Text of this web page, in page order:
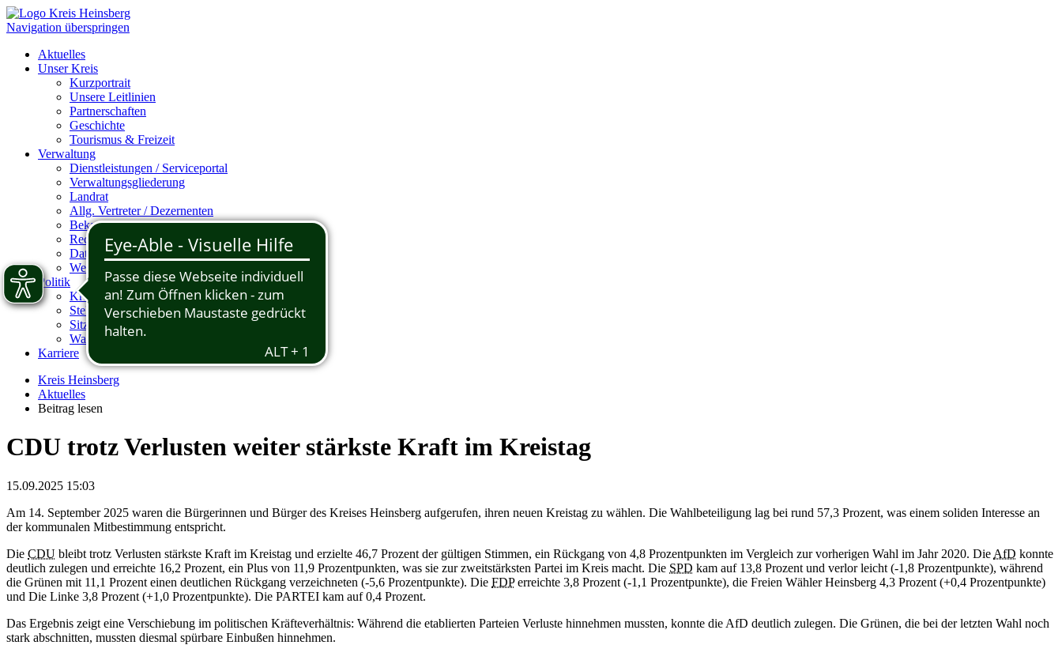
Navigation überspringen
Aktuelles
Unser Kreis
Kurzportrait
Unsere Leitlinien
Partnerschaften
Geschichte
Tourismus & Freizeit
Verwaltung
Dienstleistungen / Serviceportal
Verwaltungsgliederung
Landrat
Allg. Vertreter / Dezernenten
Bekanntmachungen
Rechtssammlung
Datenschutzhinweise
Weitere Themen
Politik
Kreistag
Stellvertretende Landräte
Sitzungsdokumente / Sitzungstermine
Wahlergebnisse & Sitzverteilung
Karriere
Kreis Heinsberg
Aktuelles
Beitrag lesen
CDU trotz Verlusten weiter stärkste Kraft im Kreistag
15.09.2025 15:03
Am 14. September 2025 waren die Bürgerinnen und Bürger des Kreises Heinsberg aufgerufen, ihren neuen Kreistag zu wählen. Die Wahlbeteiligung lag bei rund 57,3 Prozent, was einem soliden Interesse an
der kommunalen Mitbestimmung entspricht.
Die CDU bleibt trotz Verlusten stärkste Kraft im Kreistag und erzielte 46,7 Prozent der gültigen Stimmen, ein Rückgang von 4,8 Prozentpunkten im Vergleich zur vorherigen Wahl im Jahr 2020. Die AfD konnte
deutlich zulegen und erreichte 16,2 Prozent, ein Plus von 11,9 Prozentpunkten, was sie zur zweitstärksten Partei im Kreis macht. Die SPD kam auf 13,8 Prozent und verlor leicht (-1,8 Prozentpunkte), während
die Grünen mit 11,1 Prozent einen deutlichen Rückgang verzeichneten (-5,6 Prozentpunkte). Die FDPerreichte 3,8 Prozent (-1,1 Prozentpunkte), die Freien Wähler Heinsberg 4,3 Prozent (+0,4 Prozentpunkte)
und Die Linke 3,8 Prozent (+1,0 Prozentpunkte). Die PARTEI kam auf 0,4 Prozent.
Das Ergebnis zeigt eine Verschiebung im politischen Kräfteverhältnis: Während die etablierten Parteien Verluste hinnehmen mussten, konnte die AfD deutlich zulegen. Die Grünen, die bei der letzten Wahl noch
stark abschnitten, mussten diesmal spürbare Einbußen hinnehmen.